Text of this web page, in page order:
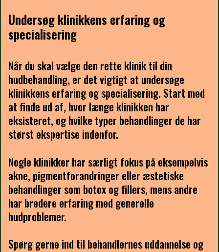
Undersøg klinikkens erfaring og
specialisering
Når du skal vælge den rette klinik til din
hudbehandling, er det vigtigt at undersøge
klinikkens erfaring og specialisering. Start med
at finde ud af, hvor længe klinikken har
eksisteret, og hvilke typer behandlinger de har
størst ekspertise indenfor.
Nogle klinikker har særligt fokus på eksempelvis
akne, pigmentforandringer eller æstetiske
behandlinger som botox og fillers, mens andre
har bredere erfaring med generelle
hudproblemer.
Spørg gerne ind til behandlernes uddannelse og